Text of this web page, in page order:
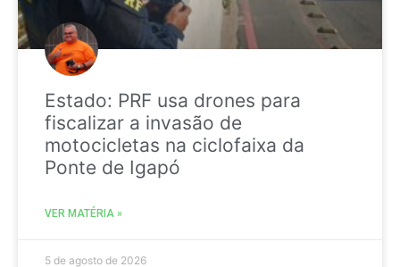
Estado: PRF usa drones para
fiscalizar a invasão de
motocicletas na ciclofaixa da
Ponte de Igapó
VER MATÉRIA »
5 de agosto de 2026